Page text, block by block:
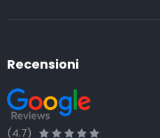
Recensioni
(4.7)